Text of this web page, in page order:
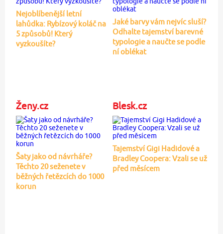
Nejoblíbenější letní
lahůdka: Rybízový koláč na
5 způsobů! Který
vyzkoušíte?
Jaké barvy vám nejvíc sluší?
Odhalte tajemství barevné
typologie a naučte se podle
ní oblékat
Ženy.cz
Šaty jako od návrháře?
Těchto 20 seženete v
běžných řetězcích do 1000
korun
Blesk.cz
Tajemství Gigi Hadidové a
Bradley Coopera: Vzali se už
před měsícem